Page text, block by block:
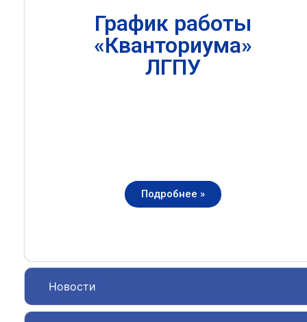
Новости
График работы
«Кванториума»
ЛГПУ
Подробнее »